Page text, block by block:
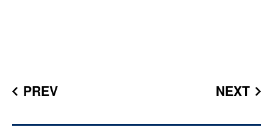
PREV NEXT